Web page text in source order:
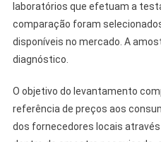
laboratórios que efetuam a
comparação foram
disponíveis no mercado. A
diagnóstico.
O objetivo do levantamento
referência de preços aos
dos fornecedores locais